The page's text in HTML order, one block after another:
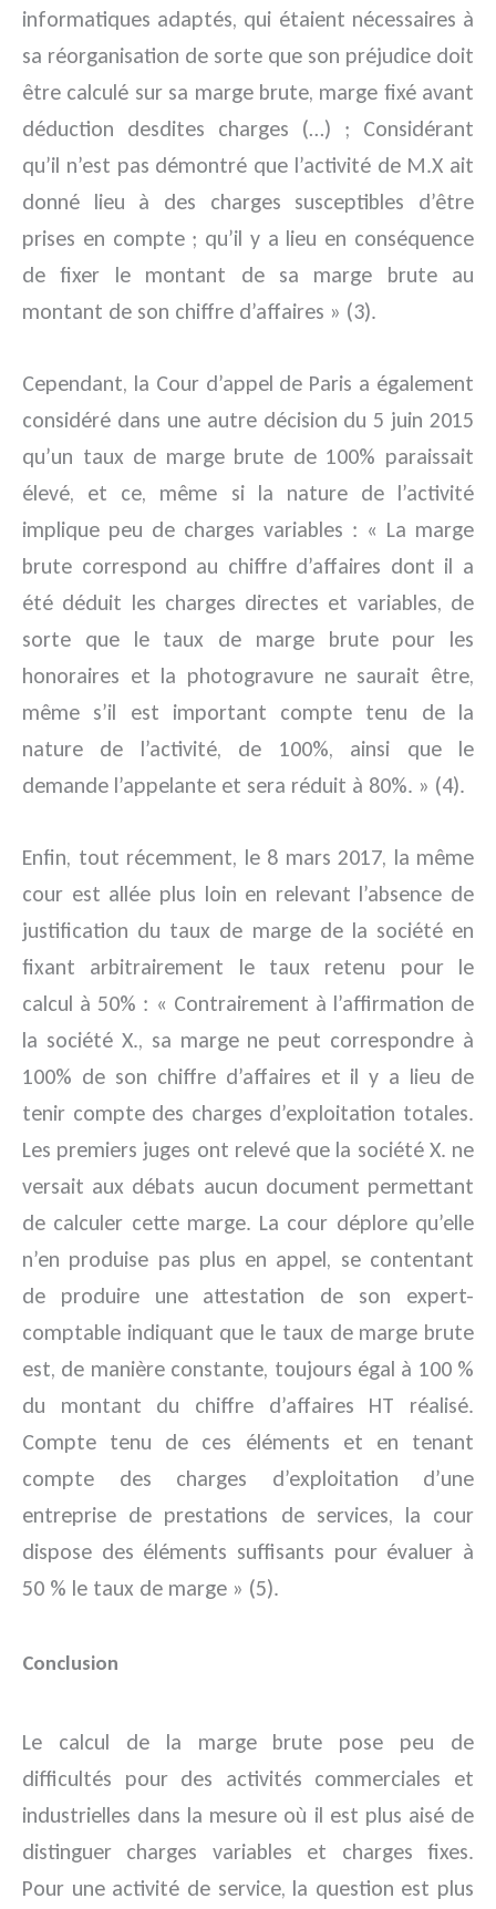
informatiques adaptés, qui étaient nécessaires à
sa réorganisation de sorte que son préjudice doit
être calculé sur sa marge brute, marge fixé avant
déduction desdites charges (…) ; Considérant
qu’il n’est pas démontré que l’activité de M.X ait
donné lieu à des charges susceptibles d’être
prises en compte ; qu’il y a lieu en conséquence
de fixer le montant de sa marge brute au
montant de son chiffre d’affaires » (3).
Cependant, la Cour d’appel de Paris a également
considéré dans une autre décision du 5 juin 2015
qu’un taux de marge brute de 100% paraissait
élevé, et ce, même si la nature de l’activité
implique peu de charges variables : « La marge
brute correspond au chiffre d’affaires dont il a
été déduit les charges directes et variables, de
sorte que le taux de marge brute pour les
honoraires et la photogravure ne saurait être,
même s’il est important compte tenu de la
nature de l’activité, de 100%, ainsi que le
demande l’appelante et sera réduit à 80%. » (4).
Enfin, tout récemment, le 8 mars 2017, la même
cour est allée plus loin en relevant l’absence de
justification du taux de marge de la société en
fixant arbitrairement le taux retenu pour le
calcul à 50% : « Contrairement à l’affirmation de
la société X., sa marge ne peut correspondre à
100% de son chiffre d’affaires et il y a lieu de
tenir compte des charges d’exploitation totales.
Les premiers juges ont relevé que la société X. ne
versait aux débats aucun document permettant
de calculer cette marge. La cour déplore qu’elle
n’en produise pas plus en appel, se contentant
de produire une attestation de son expert-
comptable indiquant que le taux de marge brute
est, de manière constante, toujours égal à 100 %
du montant du chiffre d’affaires HT réalisé.
Compte tenu de ces éléments et en tenant
compte des charges d’exploitation d’une
entreprise de prestations de services, la cour
dispose des éléments suffisants pour évaluer à
50 % le taux de marge » (5).
Conclusion
Le calcul de la marge brute pose peu de
difficultés pour des activités commerciales et
industrielles dans la mesure où il est plus aisé de
distinguer charges variables et charges fixes.
Pour une activité de service, la question est plus